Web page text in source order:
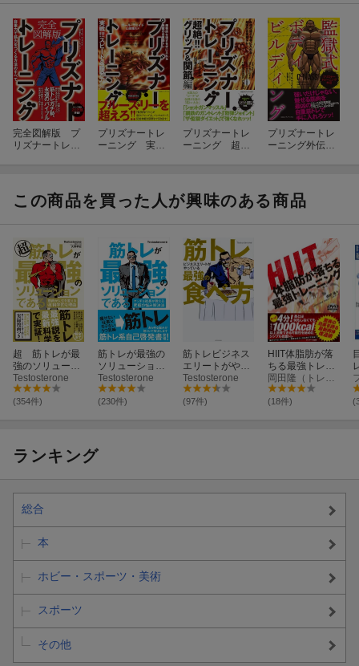
完全図解版 プ
リズナートレー
プリズナートレ
ーニング 実
プリズナートレ
ーニング 超絶!!
プリズナートレ
ーニング外伝
この商品を買った人が興味のある商品
超 筋トレが最
強のソリューシ
ョンである 筋
肉が人生を変え
る超科学的な理
Testosterone
(354件)
筋トレが最強の
ソリューション
である マッチ
ョ社長が教える
究極の悩み解決
Testosterone
(230件)
筋トレビジネス
エリートがやっ
ている最強の食
べ方
Testosterone
(97件)
HIIT体脂肪が落
ちる最強トレー
ニング
岡田隆（トレーニング科学）
(18件)
ランキング
総合
本
ホビー・スポーツ・美術
スポーツ
その他